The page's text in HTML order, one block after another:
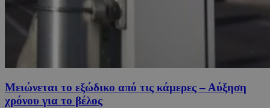
Μειώνεται το εξώδικο από τις κάμερες – Αύξηση
χρόνου για το βέλος